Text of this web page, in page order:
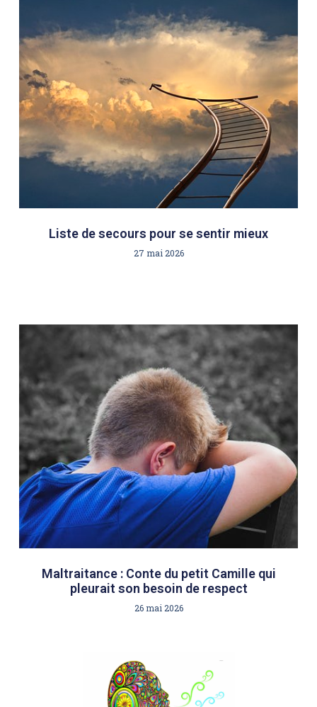
Liste de secours pour se sentir mieux
27 mai 2026
Maltraitance : Conte du petit Camille qui
pleurait son besoin de respect
26 mai 2026